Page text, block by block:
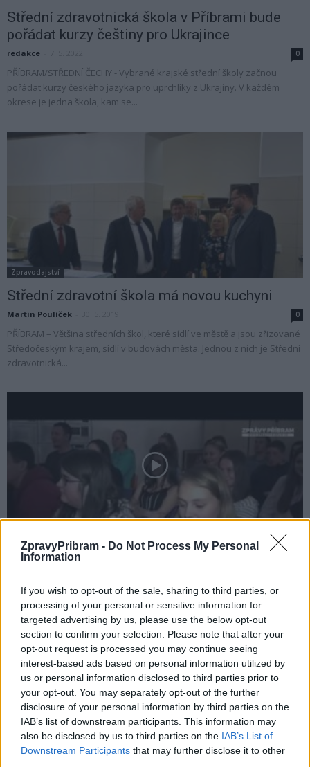
ZpravyPribram - Do Not Process My Personal
Information
If you wish to opt-out of the sale, sharing to third parties, or
processing of your personal or sensitive information for
targeted advertising by us, please use the below opt-out
section to confirm your selection. Please note that after your
opt-out request is processed you may continue seeing
interest-based ads based on personal information utilized by
us or personal information disclosed to third parties prior to
your opt-out. You may separately opt-out of the further
disclosure of your personal information by third parties on the
IAB’s list of downstream participants. This information may
also be disclosed by us to third parties on the IAB’s List of
Downstream Participants that may further disclose it to other
Střední zdravotnická škola v Příbrami bude
pořádat kurzy češtiny pro Ukrajince
redakce 0
PŘÍBRAM/STŘEDNÍ ČECHY - Vybrané krajské střední školy začnou
pořádat kurzy českého jazyka pro uprchlíky z Ukrajiny. V každém
okrese je jedna škola, kam se...
Zpravodajství
Střední zdravotní škola má novou kuchyni
Martin Poulíček 0
PŘÍBRAM – Většina středních škol, které sídlí ve městě a jsou zřizované
Středočeským krajem, sídlí v budovách města. Jednou z nich je Střední
zdravotnická...
Studenti střední zdravotnické školy si
Martin Poulíček - 26. 10. 2018
PŘÍBRAM – Vznik samostatného státu, ke kterému došlo před sto lety,
si připomněli studenti střední zdravotnické školy. Několik slov jim o této
době přišel...